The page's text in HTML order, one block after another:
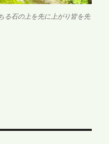
る石の上を先に上がり皆を先